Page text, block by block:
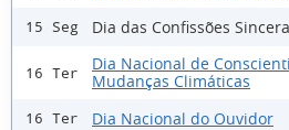
15 Seg Dia das Confissões
16 Ter
Dia Nacional de
Mudanças Climáticas
16 Ter Dia Nacional do Ouvidor